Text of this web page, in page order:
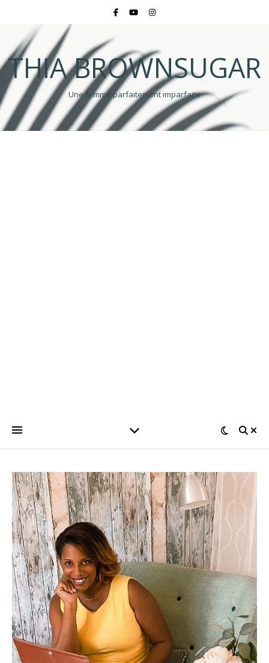
THIA BROWNSUGAR
Une femme parfaitement imparfaite